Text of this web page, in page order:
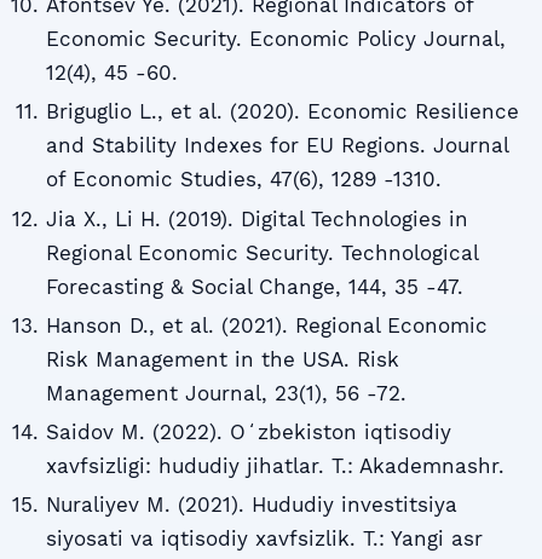
Afontsev Ye. (2021). Regional Indicators of
Economic Security. Economic Policy Journal,
12(4), 45 -60.
Briguglio L., et al. (2020). Economic Resilience
and Stability Indexes for EU Regions. Journal
of Economic Studies, 47(6), 1289 -1310.
Jia X., Li H. (2019). Digital Technologies in
Regional Economic Security. Technological
Forecasting & Social Change, 144, 35 -47.
Hanson D., et al. (2021). Regional Economic
Risk Management in the USA. Risk
Management Journal, 23(1), 56 -72.
Saidov M. (2022). Oʻzbekiston iqtisodiy
xavfsizligi: hududiy jihatlar. T.: Akademnashr.
Nuraliyev M. (2021). Hududiy investitsiya
siyosati va iqtisodiy xavfsizlik. T.: Yangi asr